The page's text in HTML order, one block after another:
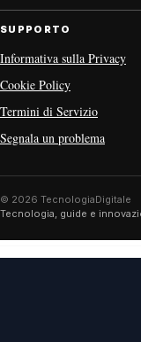
SUPPORTO
Informativa sulla Privacy
Cookie Policy
Termini di Servizio
Segnala un problema
© 2026 TecnologiaDigitale
Tecnologia, guide e